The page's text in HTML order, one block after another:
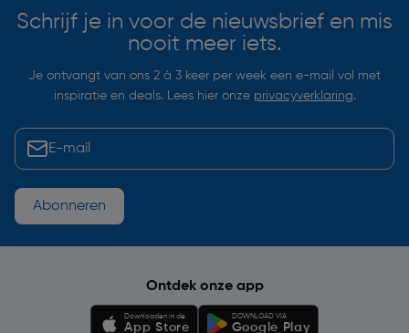
Schrijf je in voor de nieuwsbrief en mis
nooit meer iets.
Je ontvangt van ons 2 à 3 keer per week een e-mail vol met
inspiratie en deals. Lees hier onze privacyverklaring.
Abonneren
Ontdek onze app
Downloaden in de
App Store
DOWNLOAD VIA
Google Play